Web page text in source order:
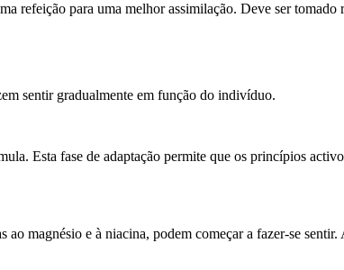
refeição para uma melhor assimilação. Deve ser
sentir gradualmente em função do indivíduo.
Esta fase de adaptação permite que os princípios
magnésio e à niacina, podem começar a fazer-se